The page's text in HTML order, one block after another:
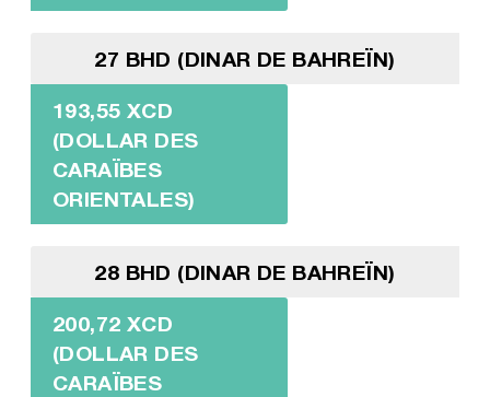
27 BHD (DINAR DE BAHREÏN)
193,55 XCD
(DOLLAR DES
CARAÏBES
ORIENTALES)
28 BHD (DINAR DE BAHREÏN)
200,72 XCD
(DOLLAR DES
CARAÏBES